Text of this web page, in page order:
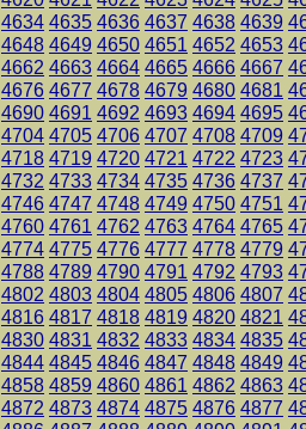
4634 4635 4636 4637 4638 4639
4648 4649 4650 4651 4652 4653
4662 4663 4664 4665 4666 4667
4676 4677 4678 4679 4680 4681
4690 4691 4692 4693 4694 4695
4704 4705 4706 4707 4708 4709
4718 4719 4720 4721 4722 4723
4732 4733 4734 4735 4736 4737
4746 4747 4748 4749 4750 4751
4760 4761 4762 4763 4764 4765
4774 4775 4776 4777 4778 4779
4788 4789 4790 4791 4792 4793
4802 4803 4804 4805 4806 4807
4816 4817 4818 4819 4820 4821
4830 4831 4832 4833 4834 4835
4844 4845 4846 4847 4848 4849
4858 4859 4860 4861 4862 4863
4872 4873 4874 4875 4876 4877